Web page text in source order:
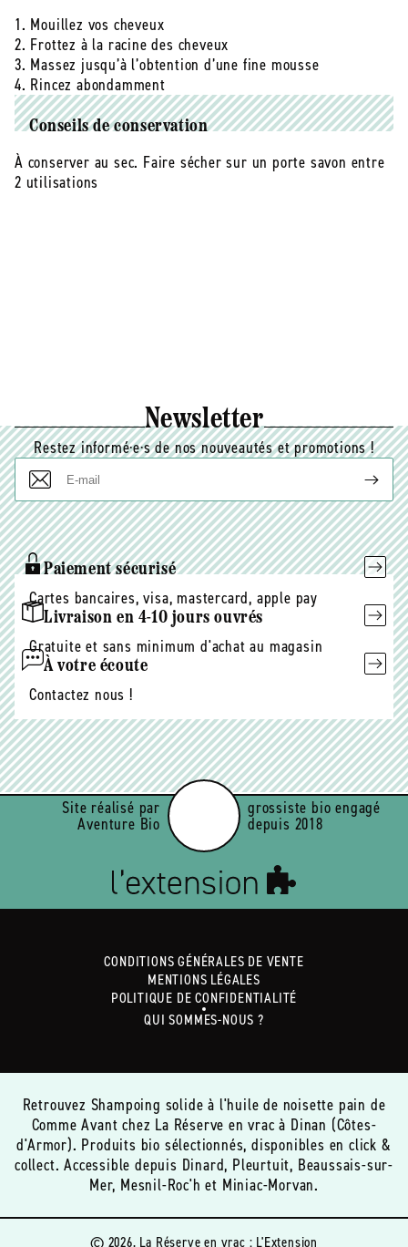
Cosmétique Végan
Conformément aux lois européennes, non testé sur les
animaux
Parfait pour le voyage, autorisé en bagage cabine
1. Mouillez vos cheveux
2. Frottez à la racine des cheveux
3. Massez jusqu’à l’obtention d’une fine mousse
4. Rincez abondamment
Conseils de conservation
À conserver au sec. Faire sécher sur un porte savon entre
2 utilisations
Newsletter
Restez informé·e·s de nos nouveautés et promotions !
E-
mail
Paiement sécurisé
Cartes bancaires, visa, mastercard, apple pay
Livraison en 4-10 jours ouvrés
Gratuite et sans minimum d'achat au magasin
À votre écoute
Contactez nous !
Site réalisé par
Aventure Bio
grossiste bio engagé
depuis 2018
CONDITIONS GÉNÉRALES DE VENTE
MENTIONS LÉGALES
POLITIQUE DE CONFIDENTIALITÉ
QUI SOMMES-NOUS ?
Retrouvez Shampoing solide à l'huile de noisette pain de
Comme Avant chez La Réserve en vrac à Dinan (Côtes-
d'Armor). Produits bio sélectionnés, disponibles en click &
collect. Accessible depuis Dinard, Pleurtuit, Beaussais-sur-
Mer, Mesnil-Roc'h et Miniac-Morvan.
© 2026, La Réserve en vrac : L'Extension